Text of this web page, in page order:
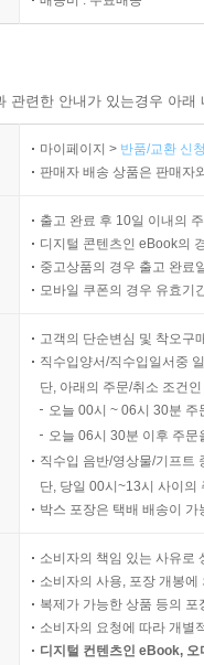
관련한 안내가 있는경우 아
마이페이지 > 반품/교환 신
판매자 배송 상품은 판매자
출고 완료 후 10일 이내의
디지털 콘텐츠인 eBook의
중고상품의 경우 출고 완료
모바일 쿠폰의 경우 유효기
고객의 단순변심 및 착오구
직수입양서/직수입일서중
단, 아래의 주문/취소 조건
오늘 00시 ~ 06시 30분
오늘 06시 30분 이후 주
직수입 음반/영상물/기프트
단, 당일 00시~13시 사이의
박스 포장은 택배 배송이
소비자의 책임 있는 사유로
소비자의 사용, 포장 개봉
복제가 가능한 상품 등의
소비자의 요청에 따라 개별
디지털 컨텐츠인 eBook,